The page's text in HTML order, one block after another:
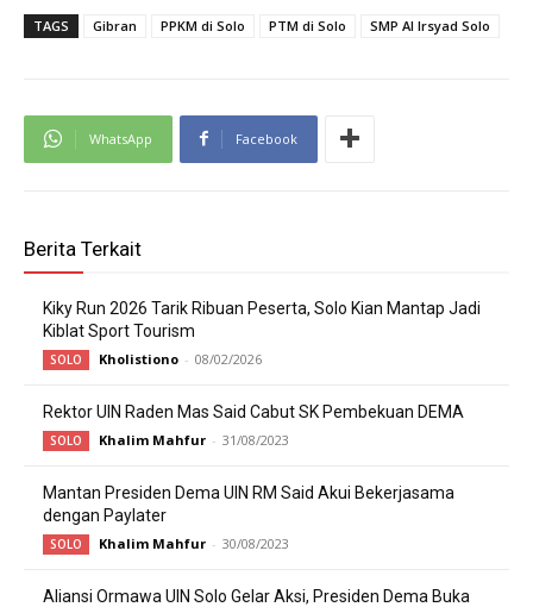
TAGS Gibran PPKM di Solo PTM di Solo SMP Al Irsyad Solo
WhatsApp Facebook
Berita Terkait
Kiky Run 2026 Tarik Ribuan Peserta, Solo Kian Mantap Jadi
Kiblat Sport Tourism
SOLO Kholistiono - 08/02/2026
Rektor UIN Raden Mas Said Cabut SK Pembekuan DEMA
SOLO Khalim Mahfur - 31/08/2023
Mantan Presiden Dema UIN RM Said Akui Bekerjasama
dengan Paylater
SOLO Khalim Mahfur - 30/08/2023
Aliansi Ormawa UIN Solo Gelar Aksi, Presiden Dema Buka